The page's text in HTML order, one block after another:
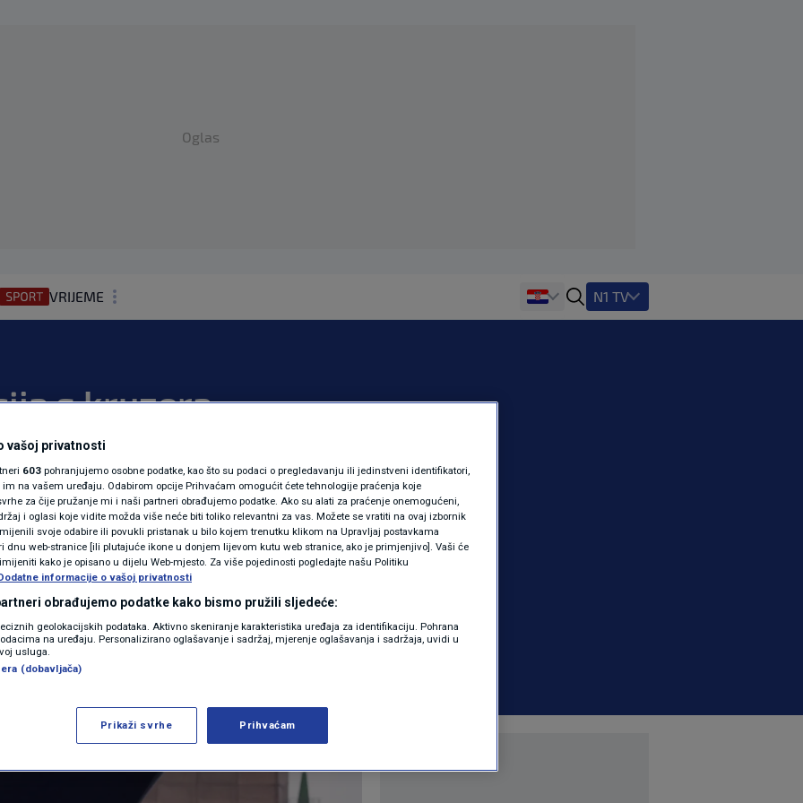
Oglas
VRIJEME
MAGAZIN
KOLUMNE
N1(DIS)INFO
KLIMATSKE PROMJENE
FOTO
VIDEO
N1 TV
s kruzera
ukrcali
07:29 > 09:33 SVIJET 2 komentara
Više
vašoj privatnosti
603 pohranjujemo osobne podatke, kao što su podaci o pregledavanju ili jedinstveni identifikatori,
na vašem uređaju. Odabirom opcije Prihvaćam omogućit ćete tehnologije praćenja koje
za čije pružanje mi i naši partneri obrađujemo podatke. Ako su alati za praćenje onemogućeni,
i oglasi koje vidite možda više neće biti toliko relevantni za vas. Možete se vratiti na ovaj izbornik
svoje odabire ili povukli pristanak u bilo kojem trenutku klikom na Upravljaj postavkama
dnu web-stranice [ili plutajuće ikone u donjem lijevom kutu web stranice, ako je primjenjivo]. Vaši će
kako je opisano u dijelu Web-mjesto. Za više pojedinosti pogledajte našu Politiku
informacije o vašoj privatnosti
obrađujemo podatke kako bismo pružili sljedeće:
geolokacijskih podataka. Aktivno skeniranje karakteristika uređaja za identifikaciju. Pohrana
na uređaju. Personalizirano oglašavanje i sadržaj, mjerenje oglašavanja i sadržaja, uvidi u
usluga.
(dobavljača)
Prikaži svrhe Prihvaćam